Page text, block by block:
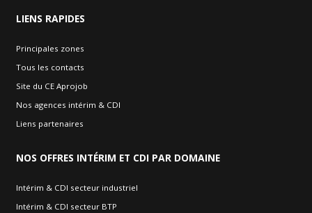
LIENS RAPIDES
Principales zones
Tous les contacts
Site du CE Aprojob
Nos agences intérim & CDI
Liens partenaires
NOS OFFRES INTÉRIM ET CDI PAR DOMAINE
Intérim & CDI secteur industriel
Intérim & CDI secteur BTP